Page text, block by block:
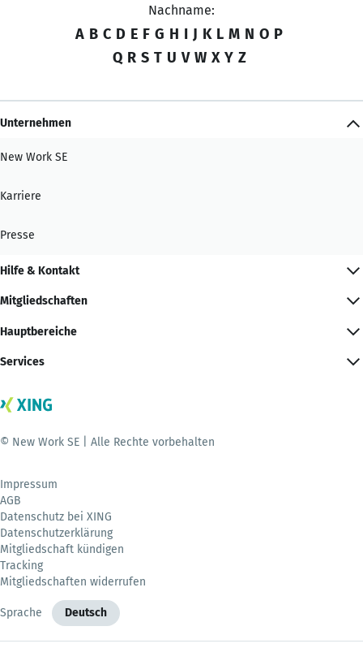
Nachname:
A B C D E F G H I J K L M N O P
Q R S T U V W X Y Z
Unternehmen
New Work SE
Karriere
Presse
Hilfe & Kontakt
Mitgliedschaften
Hauptbereiche
Services
© New Work SE | Alle Rechte vorbehalten
Impressum
AGB
Datenschutz bei XING
Datenschutzerklärung
Mitgliedschaft kündigen
Tracking
Mitgliedschaften widerrufen
Sprache Deutsch